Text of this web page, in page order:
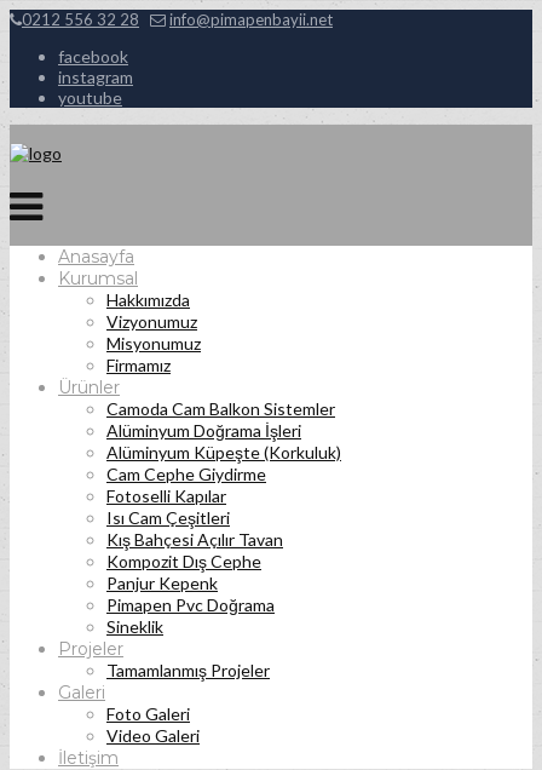
0212 556 32 28 info@pimapenbayii.net
facebook
instagram
youtube
Anasayfa
Kurumsal
Hakkımızda
Vizyonumuz
Misyonumuz
Firmamız
Ürünler
Camoda Cam Balkon Sistemler
Alüminyum Doğrama İşleri
Alüminyum Küpeşte (Korkuluk)
Cam Cephe Giydirme
Fotoselli Kapılar
Isı Cam Çeşitleri
Kış Bahçesi Açılır Tavan
Kompozit Dış Cephe
Panjur Kepenk
Pimapen Pvc Doğrama
Sineklik
Projeler
Tamamlanmış Projeler
Galeri
Foto Galeri
Video Galeri
İletişim